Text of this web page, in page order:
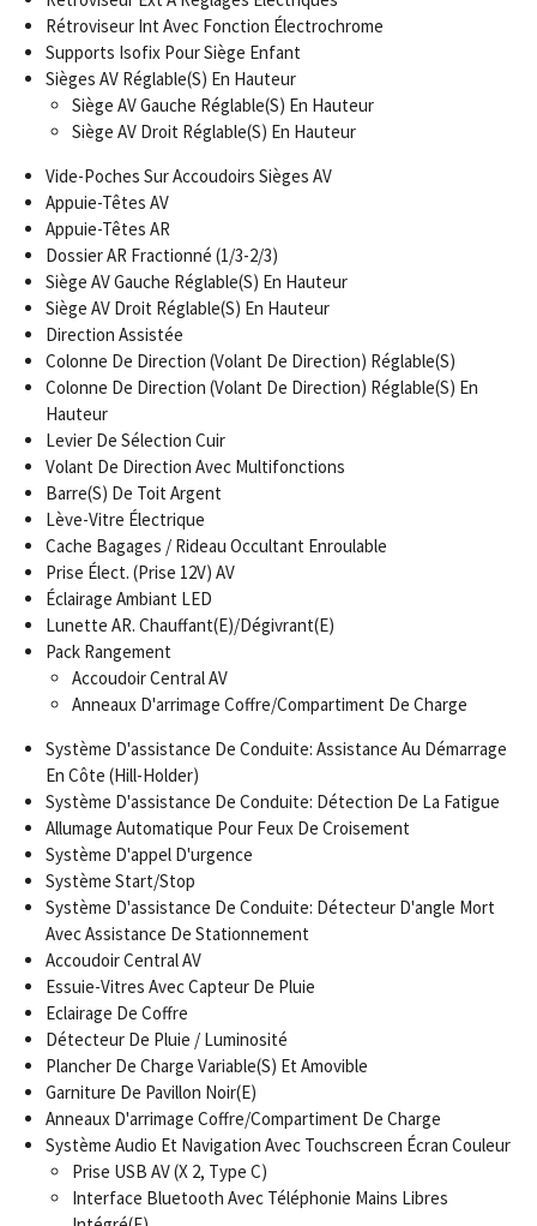
Rétroviseur Int Avec Fonction Électrochrome
Supports Isofix Pour Siège Enfant
Sièges AV Réglable(S) En Hauteur
Siège AV Gauche Réglable(S) En Hauteur
Siège AV Droit Réglable(S) En Hauteur
Vide-Poches Sur Accoudoirs Sièges AV
Appuie-Têtes AV
Appuie-Têtes AR
Dossier AR Fractionné (1/3-2/3)
Siège AV Gauche Réglable(S) En Hauteur
Siège AV Droit Réglable(S) En Hauteur
Direction Assistée
Colonne De Direction (Volant De Direction) Réglable(S)
Colonne De Direction (Volant De Direction) Réglable(S) En
Hauteur
Levier De Sélection Cuir
Volant De Direction Avec Multifonctions
Barre(S) De Toit Argent
Lève-Vitre Électrique
Cache Bagages / Rideau Occultant Enroulable
Prise Élect. (Prise 12V) AV
Éclairage Ambiant LED
Lunette AR. Chauffant(E)/Dégivrant(E)
Pack Rangement
Accoudoir Central AV
Anneaux D'arrimage Coffre/Compartiment De Charge
Système D'assistance De Conduite: Assistance Au Démarrage
En Côte (Hill-Holder)
Système D'assistance De Conduite: Détection De La Fatigue
Allumage Automatique Pour Feux De Croisement
Système D'appel D'urgence
Système Start/Stop
Système D'assistance De Conduite: Détecteur D'angle Mort
Avec Assistance De Stationnement
Accoudoir Central AV
Essuie-Vitres Avec Capteur De Pluie
Eclairage De Coffre
Détecteur De Pluie / Luminosité
Plancher De Charge Variable(S) Et Amovible
Garniture De Pavillon Noir(E)
Anneaux D'arrimage Coffre/Compartiment De Charge
Système Audio Et Navigation Avec Touchscreen Écran Couleur
Prise USB AV (X 2, Type C)
Interface Bluetooth Avec Téléphonie Mains Libres